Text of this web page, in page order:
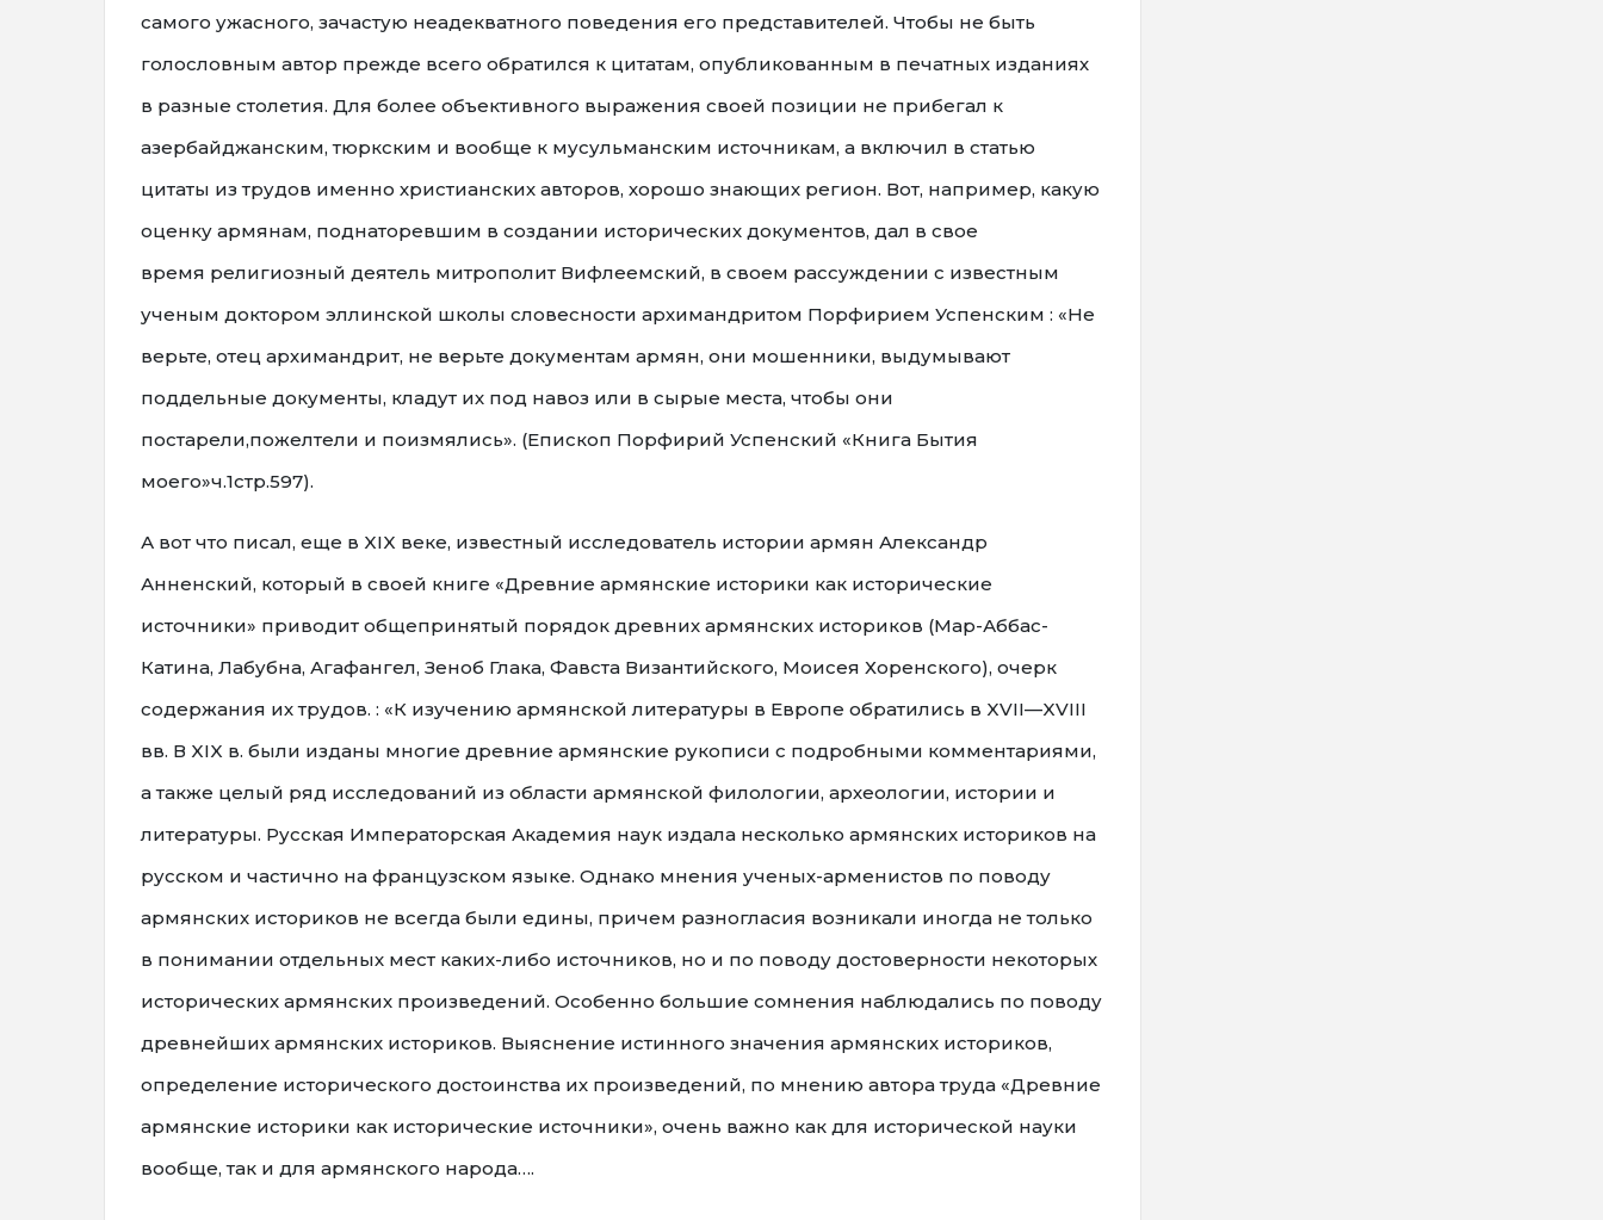
самого ужасного, зачастую неадекватного поведения его представителей. Чтобы не быть
голословным автор прежде всего обратился к цитатам, опубликованным в печатных изданиях
в разные столетия. Для более объективного выражения своей позиции не прибегал к
азербайджанским, тюркским и вообще к мусульманским источникам, а включил в статью
цитаты из трудов именно христианских авторов, хорошо знающих регион. Вот, например, какую
оценку армянам, поднаторевшим в создании исторических документов, дал в свое
время религиозный деятель митрополит Вифлеемский, в своем рассуждении с известным
ученым доктором эллинской школы словесности архимандритом Порфирием Успенским : «Не
верьте, отец архимандрит, не верьте документам армян, они мошенники, выдумывают
поддельные документы, кладут их под навоз или в сырые места, чтобы они
постарели,пожелтели и поизмялись». (Епископ Порфирий Успенский «Книга Бытия
моего»ч.1стр.597).
А вот что писал, еще в XIX веке, известный исследователь истории армян Александр
Анненский, который в своей книге «Древние армянские историки как исторические
источники» приводит общепринятый порядок древних армянских историков (Мар-Аббас-
Катина, Лабубна, Агафангел, Зеноб Глака, Фавста Византийского, Моисея Хоренского), очерк
содержания их трудов. : «К изучению армянской литературы в Европе обратились в XVII—XVIII
вв. В XIX в. были изданы многие древние армянские рукописи с подробными комментариями,
а также целый ряд исследований из области армянской филологии, археологии, истории и
литературы. Русская Императорская Академия наук издала несколько армянских историков на
русском и частично на французском языке. Однако мнения ученых-арменистов по поводу
армянских историков не всегда были едины, причем разногласия возникали иногда не только
в понимании отдельных мест каких-либо источников, но и по поводу достоверности некоторых
исторических армянских произведений. Особенно большие сомнения наблюдались по поводу
древнейших армянских историков. Выяснение истинного значения армянских историков,
определение исторического достоинства их произведений, по мнению автора труда «Древние
армянские историки как исторические источники», очень важно как для исторической науки
вообще, так и для армянского народа….